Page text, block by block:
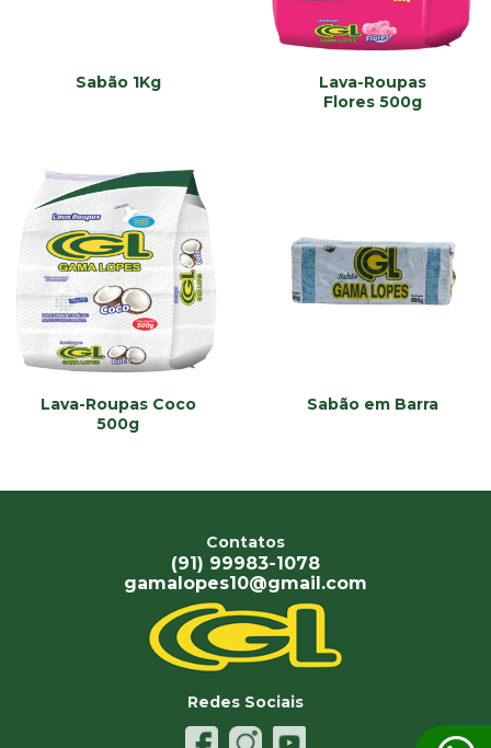
Sabão 1Kg
Lava-Roupas
Flores 500g
Lava-Roupas Coco
500g
Sabão em Barra
Contatos
(91) 99983-1078
gamalopes10@gmail.com
Redes Sociais